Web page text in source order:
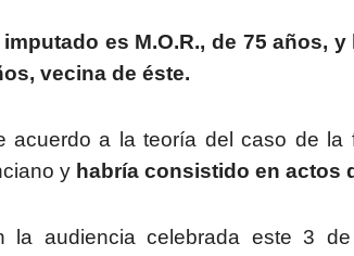
imputado es M.O.R., de 75 años,
vecina de éste.
acuerdo a la teoría del caso de la
y habría consistido en actos
la audiencia celebrada este 3